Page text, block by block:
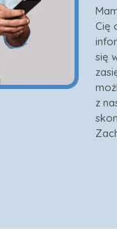
Cię
się
z